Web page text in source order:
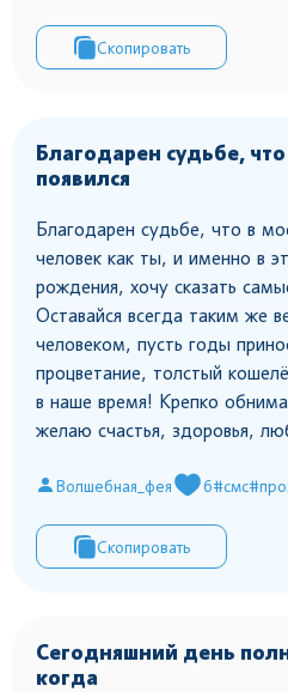
Скопировать
Благодарен судьбе,
появился
Благодарен судьбе, что в
человек как ты, и именно в
рождения, хочу сказать
Оставайся всегда таким же
человеком, пусть годы
процветание, толстый
в наше время! Крепко
желаю счастья, здоровья,
Волшебная_фея 6#смс
Скопировать
Сегодняшний день
когда